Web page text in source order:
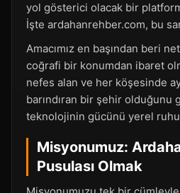
yol gösterici olacak bir
İşte ardahanrehber.com, bu
Amacımız en başından beri
coğrafi bir konumdan ibaret
nefes alan ve her köşesinde
barındıran bir şehir olduğunu
teknolojinin gücünü yerel
Misyonumuz:
Pusulası Olmak